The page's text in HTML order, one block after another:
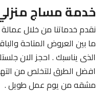
خدمة مساج
نقدم خدماتنا من خلال عمالة
ما بين العروض المتاحة
الذى يناسبك . احجز الان
افضل الطرق للتخلص من
مشقه من يوم عمل طويل .